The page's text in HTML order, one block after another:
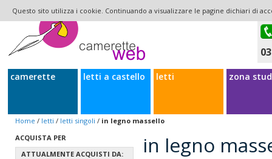
camerette letti a castello letti zona
Home / letti / letti singoli / in legno massello
in legno
ACQUISTA PER
ATTUALMENTE ACQUISTI DA:
Questo sito utilizza i cookie. Continuando a visualizzare le pagine dichiari di